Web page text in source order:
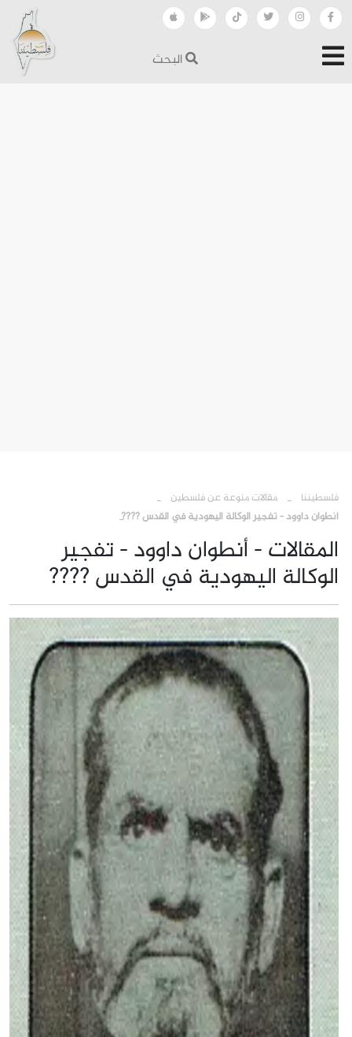
البحث
فلسطيننا مقالات منوعة عن فلسطين
أنطوان داوود - تفجير الوكالة اليهودية في القدس ????
المقالات - أنطوان داوود - تفجير
الوكالة اليهودية في القدس ????